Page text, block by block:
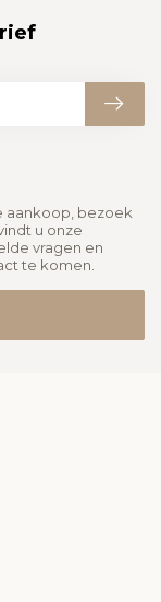
aankoop, bezoek
u onze
vragen en
te komen.